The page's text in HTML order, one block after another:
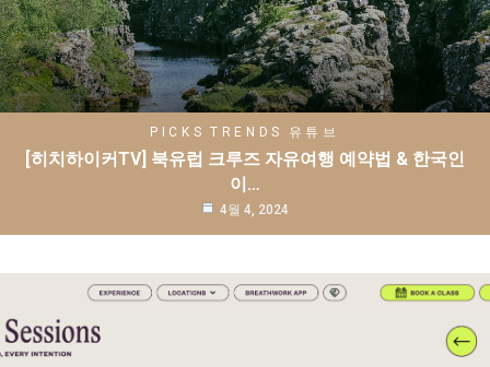
PICKS TRENDS 유튜브
[히치하이커TV] 북유럽 크루즈 자유여행 예약법 & 한국인
이…
4월 4, 2024